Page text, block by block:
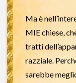
Ma è
MIE chiese,
tratti
razziale.
sarebbe